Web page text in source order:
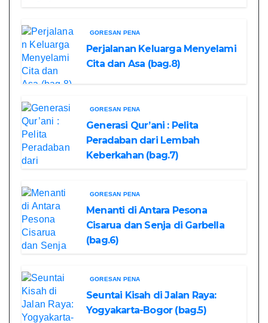
GORESAN PENA
Perjalanan Keluarga Menyelami
Cita dan Asa (bag.8)
GORESAN PENA
Generasi Qur’ani : Pelita
Peradaban dari Lembah
Keberkahan (bag.7)
GORESAN PENA
Menanti di Antara Pesona
Cisarua dan Senja di Garbella
(bag.6)
GORESAN PENA
Seuntai Kisah di Jalan Raya:
Yogyakarta-Bogor (bag.5)